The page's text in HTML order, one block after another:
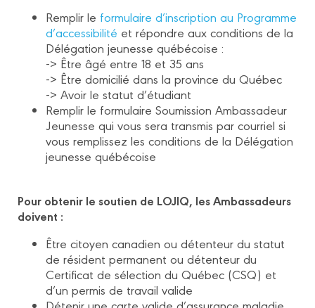
Remplir le formulaire d’inscription au Programme
d’accessibilité et répondre aux conditions de la
Délégation jeunesse québécoise :
-> Être âgé entre 18 et 35 ans
-> Être domicilié dans la province du Québec
-> Avoir le statut d’étudiant
Remplir le formulaire Soumission Ambassadeur
Jeunesse qui vous sera transmis par courriel si
vous remplissez les conditions de la Délégation
jeunesse québécoise
Pour obtenir le soutien de LOJIQ, les Ambassadeurs
doivent :
Être citoyen canadien ou détenteur du statut
de résident permanent ou détenteur du
Certificat de sélection du Québec (CSQ) et
d’un permis de travail valide